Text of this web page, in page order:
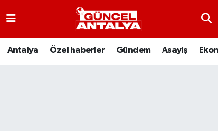
Antalya Özel haberler Gündem Asayiş
Antalya
Nöbetçi Eczaneler